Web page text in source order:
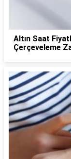
Altın Saat
Çerçeveleme